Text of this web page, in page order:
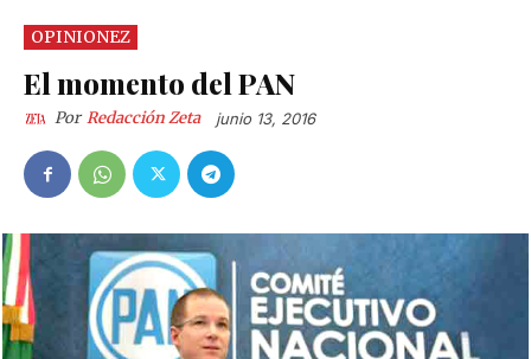
OPINIONEZ
El momento del PAN
Por Redacción Zeta junio 13, 2016